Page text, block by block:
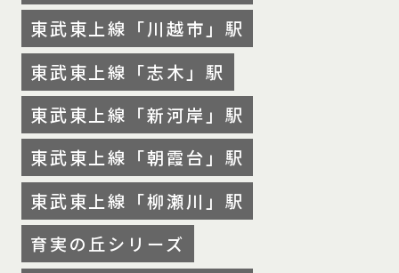
東武東上線「川越市」駅
東武東上線「志木」駅
東武東上線「新河岸」駅
東武東上線「朝霞台」駅
東武東上線「柳瀬川」駅
育実の丘シリーズ